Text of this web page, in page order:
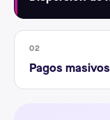
02
Pagos